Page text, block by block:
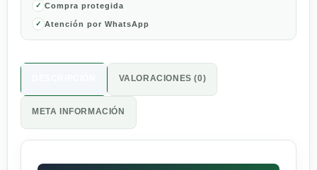
Compra protegida
Atención por WhatsApp
VALORACIONES (0)
META INFORMACIÓN